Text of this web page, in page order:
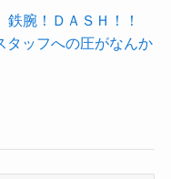
鉄腕！ＤＡＳＨ！！
ッフへの圧がなんか